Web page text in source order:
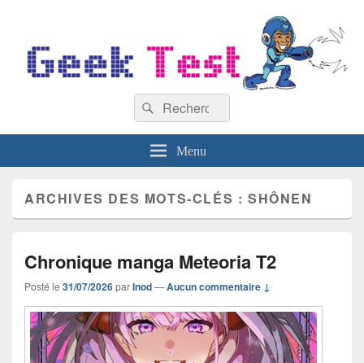
Recherche :
Rechercher
Menu
ARCHIVES DES MOTS-CLÉS :SHÔNEN
Chronique manga Meteoria T2
Posté le 31/07/2026parInod—Aucun commentaire ↓